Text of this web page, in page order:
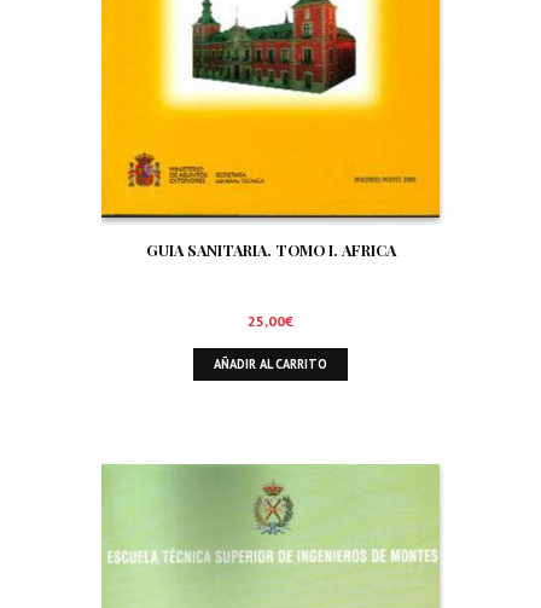
GUIA SANITARIA. TOMO I. AFRICA
25,00€
AÑADIR AL CARRITO